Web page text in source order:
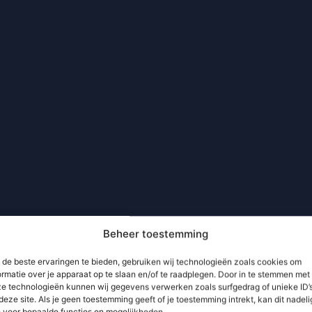
Beheer toestemming
de beste ervaringen te bieden, gebruiken wij technologieën zoals cookies om
over je apparaat op te slaan en/of te raadplegen. Door in te stemmen met
technologieën kunnen wij gegevens verwerken zoals surfgedrag of unieke
site. Als je geen toestemming geeft of je toestemming intrekt, kan dit